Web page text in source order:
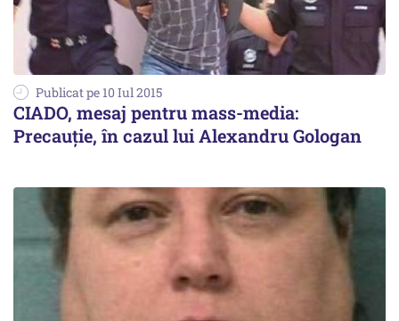
Publicat pe 10 Iul 2015
CIADO, mesaj pentru mass-media:
Precauție, în cazul lui Alexandru Gologan